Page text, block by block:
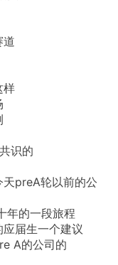
道
样
识的
preA轮以前的公
年的一段旅程
届生一个建议
A的公司的